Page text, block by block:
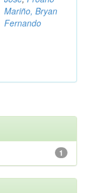
Mariño, Bryan
Fernando
1